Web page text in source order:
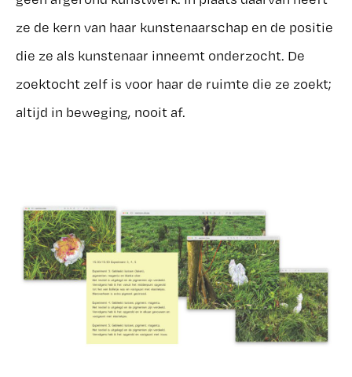
ze de kern van haar kunstenaarschap en de positie
die ze als kunstenaar inneemt onderzocht. De
zoektocht zelf is voor haar de ruimte die ze zoekt;
altijd in beweging, nooit af.